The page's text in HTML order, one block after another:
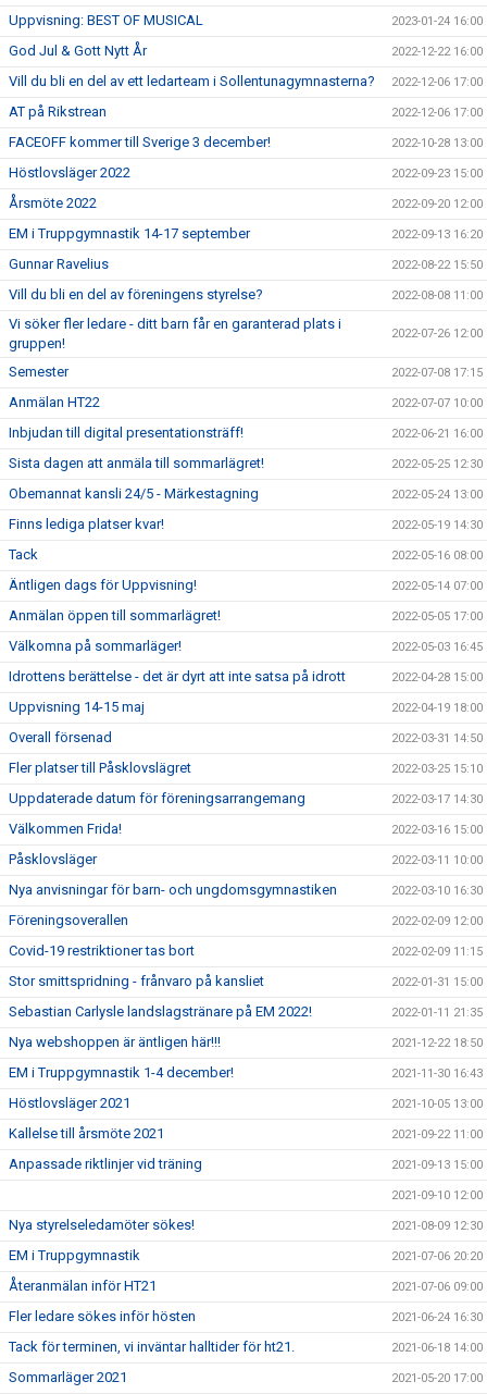
Uppvisning: BEST OF MUSICAL 2023-01-24 16:00
God Jul & Gott Nytt År 2022-12-22 16:00
Vill du bli en del av ett ledarteam i Sollentunagymnasterna? 2022-12-06 17:00
AT på Rikstrean 2022-12-06 17:00
FACEOFF kommer till Sverige 3 december! 2022-10-28 13:00
Höstlovsläger 2022 2022-09-23 15:00
Årsmöte 2022 2022-09-20 12:00
EM i Truppgymnastik 14-17 september 2022-09-13 16:20
Gunnar Ravelius 2022-08-22 15:50
Vill du bli en del av föreningens styrelse? 2022-08-08 11:00
Vi söker fler ledare - ditt barn får en garanterad plats i
gruppen!
2022-07-26 12:00
Semester 2022-07-08 17:15
Anmälan HT22 2022-07-07 10:00
Inbjudan till digital presentationsträff! 2022-06-21 16:00
Sista dagen att anmäla till sommarlägret! 2022-05-25 12:30
Obemannat kansli 24/5 - Märkestagning 2022-05-24 13:00
Finns lediga platser kvar! 2022-05-19 14:30
Tack 2022-05-16 08:00
Äntligen dags för Uppvisning! 2022-05-14 07:00
Anmälan öppen till sommarlägret! 2022-05-05 17:00
Välkomna på sommarläger! 2022-05-03 16:45
Idrottens berättelse - det är dyrt att inte satsa på idrott 2022-04-28 15:00
Uppvisning 14-15 maj 2022-04-19 18:00
Overall försenad 2022-03-31 14:50
Fler platser till Påsklovslägret 2022-03-25 15:10
Uppdaterade datum för föreningsarrangemang 2022-03-17 14:30
Välkommen Frida! 2022-03-16 15:00
Påsklovsläger 2022-03-11 10:00
Nya anvisningar för barn- och ungdomsgymnastiken 2022-03-10 16:30
Föreningsoverallen 2022-02-09 12:00
Covid-19 restriktioner tas bort 2022-02-09 11:15
Stor smittspridning - frånvaro på kansliet 2022-01-31 15:00
Sebastian Carlysle landslagstränare på EM 2022! 2022-01-11 21:35
Nya webshoppen är äntligen här!!! 2021-12-22 18:50
EM i Truppgymnastik 1-4 december! 2021-11-30 16:43
Höstlovsläger 2021 2021-10-05 13:00
Kallelse till årsmöte 2021 2021-09-22 11:00
Anpassade riktlinjer vid träning 2021-09-13 15:00
2021-09-10 12:00
Nya styrelseledamöter sökes! 2021-08-09 12:30
EM i Truppgymnastik 2021-07-06 20:20
Återanmälan inför HT21 2021-07-06 09:00
Fler ledare sökes inför hösten 2021-06-24 16:30
Tack för terminen, vi inväntar halltider för ht21. 2021-06-18 14:00
Sommarläger 2021 2021-05-20 17:00